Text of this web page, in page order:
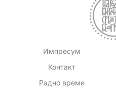
Импресум
Контакт
Радно време